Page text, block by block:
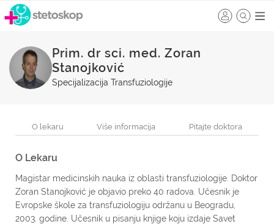
Prim. dr sci. med. Zoran
Stanojković
Specijalizacija Transfuziologije
O lekaru Više informacija Pitajte doktora
O Lekaru
Magistar medicinskih nauka iz oblasti transfuziologije. Doktor
Zoran Stanojković je objavio preko 40 radova. Učesnik je
Evropske škole za transfuziologiju održanu u Beogradu,
2003. godine. Učesnik u pisanju knjige koju izdaje Savet